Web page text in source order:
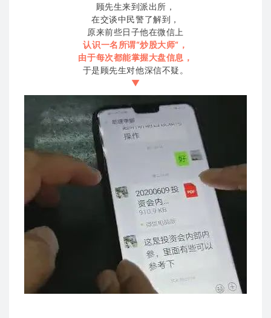
顾先生来到派出所，
在交谈中民警了解到，
原来前些日子他在微信上
认识一名所谓“炒股大师“，
由于每次都能掌握大盘信息，
于是顾先生对他深信不疑。
▼